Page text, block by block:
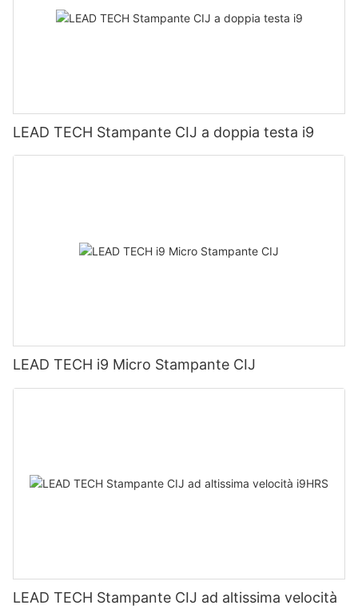
LEAD TECH Stampante CIJ a doppia testa i9
LEAD TECH i9 Micro Stampante CIJ
LEAD TECH Stampante CIJ ad altissima velocità